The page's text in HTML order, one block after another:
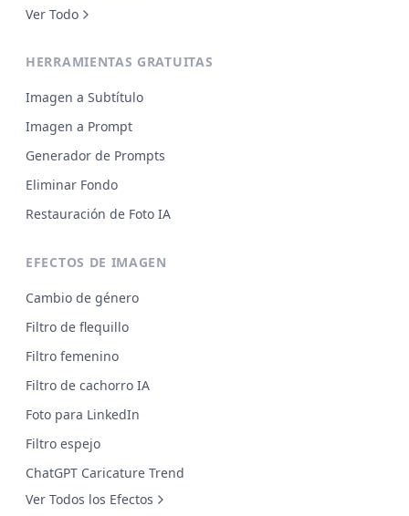
Ver Todo
HERRAMIENTAS GRATUITAS
Imagen a Subtítulo
Imagen a Prompt
Generador de Prompts
Eliminar Fondo
Restauración de Foto IA
EFECTOS DE IMAGEN
Cambio de género
Filtro de flequillo
Filtro femenino
Filtro de cachorro IA
Foto para LinkedIn
Filtro espejo
ChatGPT Caricature Trend
Ver Todos los Efectos